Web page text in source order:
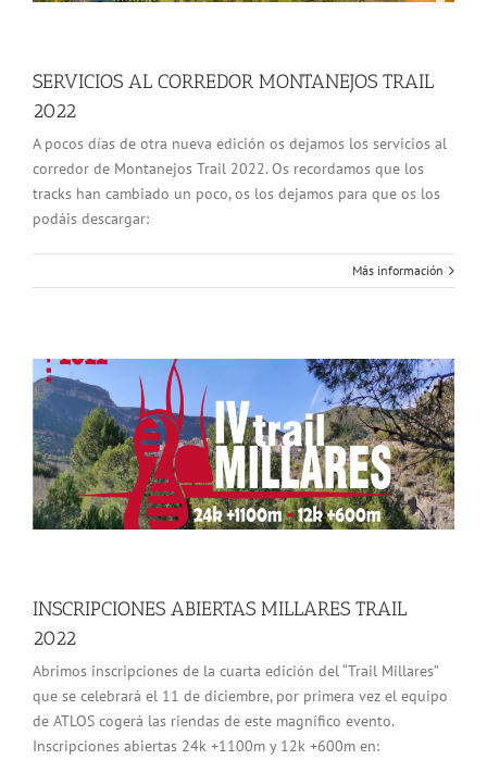
SERVICIOS AL CORREDOR MONTANEJOS TRAIL
2022
A pocos días de otra nueva edición os dejamos los servicios al
corredor de Montanejos Trail 2022. Os recordamos que los
tracks han cambiado un poco, os los dejamos para que os los
podáis descargar:
Más información
INSCRIPCIONES ABIERTAS MILLARES TRAIL
2022
Abrimos inscripciones de la cuarta edición del “Trail Millares”
que se celebrará el 11 de diciembre, por primera vez el equipo
de ATLOS cogerá las riendas de este magnífico evento.
Inscripciones abiertas 24k +1100m y 12k +600m en: